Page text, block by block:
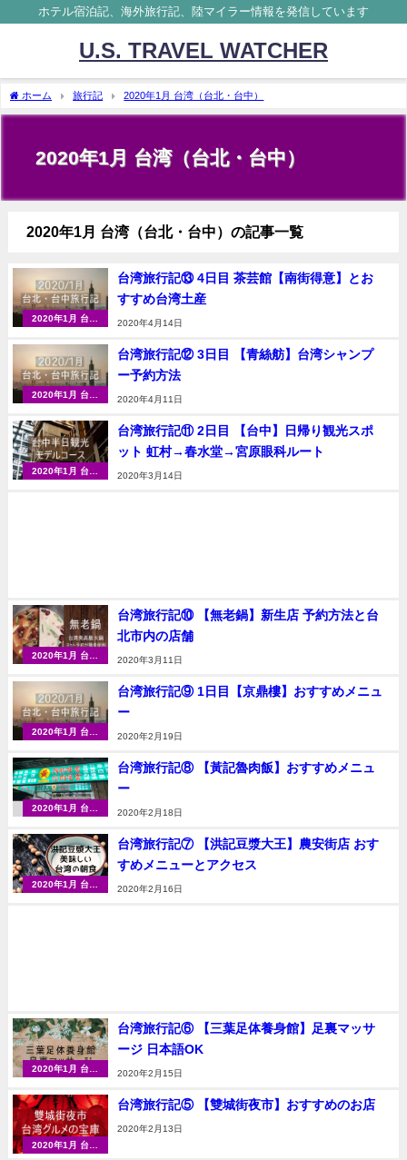
ホテル宿泊記、海外旅行記、陸マイラー情報を発信しています
U.S. TRAVEL WATCHER
ホーム 旅行記 2020年1月 台湾（台北・台中）
2020年1月 台湾（台北・台中）
2020年1月 台湾（台北・台中）の記事一覧
2020年1月 台湾
台湾旅行記⑬ 4日目 茶芸館【南街得意】とお
すすめ台湾土産
2020年4月14日
2020年1月 台湾
台湾旅行記⑫ 3日目 【青絲舫】台湾シャンプ
ー予約方法
2020年4月11日
2020年1月 台湾
台湾旅行記⑪ 2日目 【台中】日帰り観光スポ
ット 虹村→春水堂→宮原眼科ルート
2020年3月14日
2020年1月 台湾
台湾旅行記⑩ 【無老鍋】新生店 予約方法と台
北市内の店舗
2020年3月11日
2020年1月 台湾
台湾旅行記⑨ 1日目【京鼎樓】おすすめメニュ
ー
2020年2月19日
2020年1月 台湾
台湾旅行記⑧ 【黃記魯肉飯】おすすめメニュ
ー
2020年2月18日
2020年1月 台湾
台湾旅行記⑦ 【洪記豆漿大王】農安街店 おす
すめメニューとアクセス
2020年2月16日
2020年1月 台湾
台湾旅行記⑥ 【三葉足体養身館】足裏マッサ
ージ 日本語OK
2020年2月15日
2020年1月 台湾
台湾旅行記⑤ 【雙城街夜市】おすすめのお店
2020年2月13日